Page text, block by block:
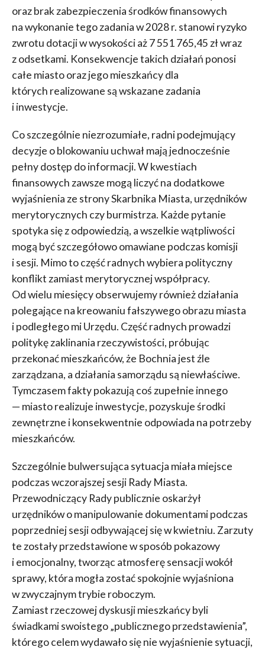
oraz brak zabezpieczenia środków finansowych
na wykonanie tego zadania w 2028 r. stanowi ryzyko
zwrotu dotacji w wysokości aż 7 551 765,45 zł wraz
z odsetkami. Konsekwencje takich działań ponosi
całe miasto oraz jego mieszkańcy dla
których realizowane są wskazane zadania
i inwestycje.
Co szczególnie niezrozumiałe, radni podejmujący
decyzje o blokowaniu uchwał mają jednocześnie
pełny dostęp do informacji. W kwestiach
finansowych zawsze mogą liczyć na dodatkowe
wyjaśnienia ze strony Skarbnika Miasta, urzędników
merytorycznych czy burmistrza. Każde pytanie
spotyka się z odpowiedzią, a wszelkie wątpliwości
mogą być szczegółowo omawiane podczas komisji
i sesji. Mimo to część radnych wybiera polityczny
konflikt zamiast merytorycznej współpracy.
Od wielu miesięcy obserwujemy również działania
polegające na kreowaniu fałszywego obrazu miasta
i podległego mi Urzędu. Część radnych prowadzi
politykę zaklinania rzeczywistości, próbując
przekonać mieszkańców, że Bochnia jest źle
zarządzana, a działania samorządu są niewłaściwe.
Tymczasem fakty pokazują coś zupełnie innego
— miasto realizuje inwestycje, pozyskuje środki
zewnętrzne i konsekwentnie odpowiada na potrzeby
mieszkańców.
Szczególnie bulwersująca sytuacja miała miejsce
podczas wczorajszej sesji Rady Miasta.
Przewodniczący Rady publicznie oskarżył
urzędników o manipulowanie dokumentami podczas
poprzedniej sesji odbywającej się w kwietniu. Zarzuty
te zostały przedstawione w sposób pokazowy
i emocjonalny, tworząc atmosferę sensacji wokół
sprawy, która mogła zostać spokojnie wyjaśniona
w zwyczajnym trybie roboczym.
Zamiast rzeczowej dyskusji mieszkańcy byli
świadkami swoistego „publicznego przedstawienia”,
którego celem wydawało się nie wyjaśnienie sytuacji,